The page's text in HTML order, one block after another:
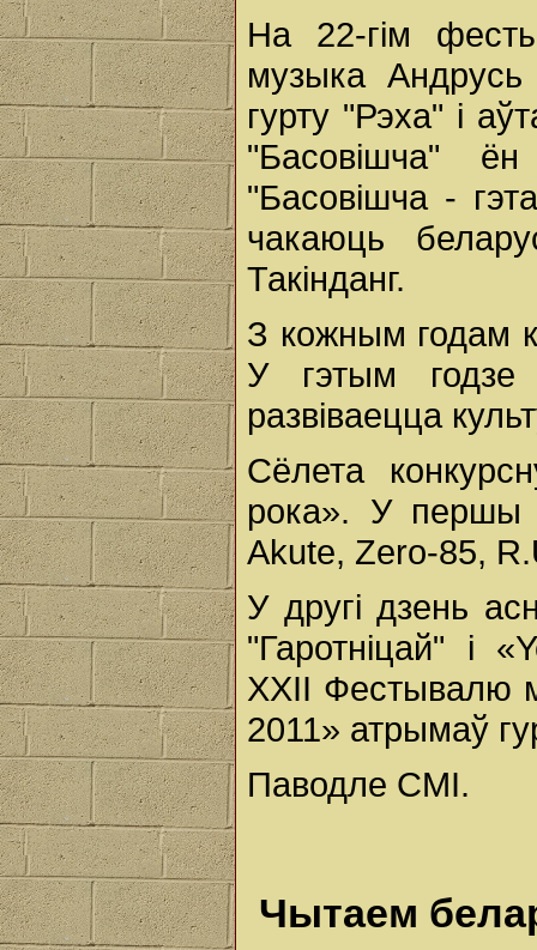
На 22-гім
музыка
гурту "Рэха" і
"Басовішча"
"Басовішча -
чакаюць
Такінданг.
З кожным годам
У гэтым годзе
развіваецца
Сёлета
рока». У першы
Akute, Zero-85,
У другі дзень
"Гаротніцай" і
XXII Фестывалю
2011» атрымаў
Паводле СМІ.
Чытаем